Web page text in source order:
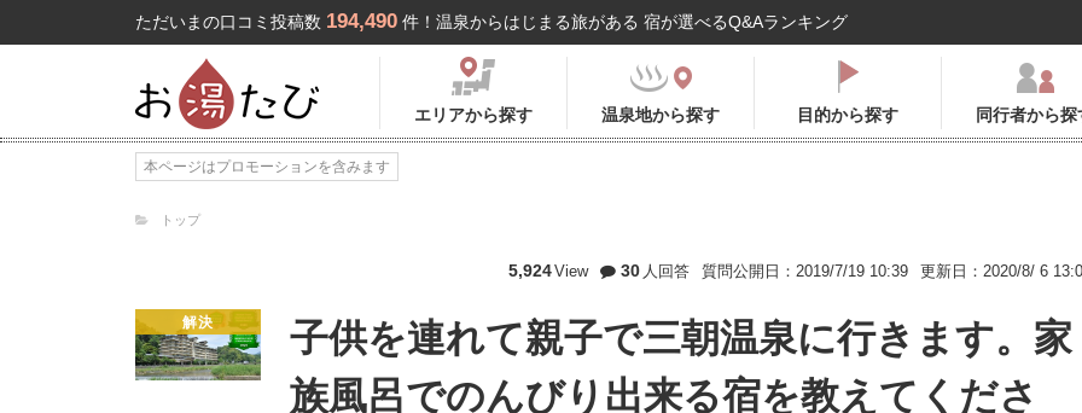
ただいまの口コミ投稿数 194,490 件！温泉からはじまる旅がある 宿が選べるQ&Aランキング
エリアから探す 温泉地から探す 目的から探す 同行者から探
本ページはプロモーションを含みます
トップ
5,924View 30 人回答 質問公開日：2019/7/19 10:39 更新日：2020/8/ 6
解決
子供を連れて親子で三朝温泉に行きます。家
族風呂でのんびり出来る宿を教えてくださ